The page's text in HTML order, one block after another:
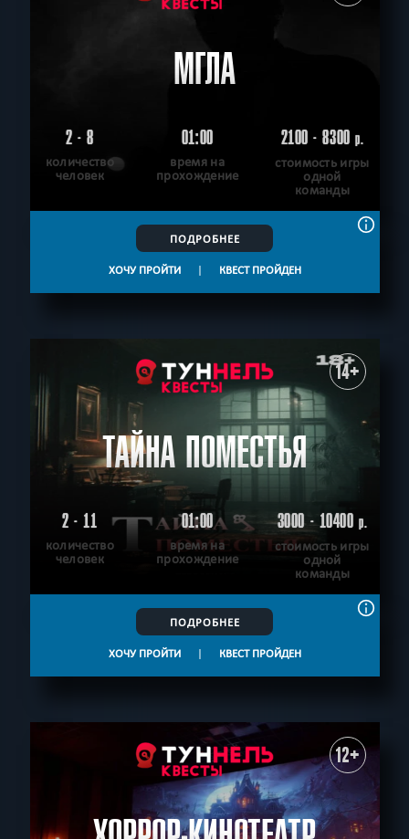
МГЛА
2 - 8
количество
человек
01:00
время на
прохождение
2100 - 8300р.
стоимость игры
одной
команды
ПОДРОБНЕЕ
ХОЧУ ПРОЙТИ | КВЕСТ ПРОЙДЕН
14+
ТАЙНА ПОМЕСТЬЯ
2 - 11
количество
человек
01:00
время на
прохождение
3000 - 10400р.
стоимость игры
одной
команды
ПОДРОБНЕЕ
ХОЧУ ПРОЙТИ | КВЕСТ ПРОЙДЕН
12+